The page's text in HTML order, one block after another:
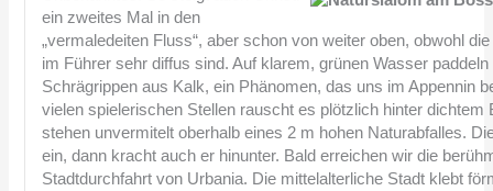
ein zweites Mal in den
„vermaledeiten Fluss“, aber schon von weiter oben, obwohl
im Führer sehr diffus sind. Auf klarem, grünen Wasser paddeln
Schrägrippen aus Kalk, ein Phänomen, das uns im Appennin
vielen spielerischen Stellen rauscht es plötzlich hinter dichtem
stehen unvermitelt oberhalb eines 2 m hohen Naturabfalles.
ein, dann kracht auch er hinunter. Bald erreichen wir die
Stadtdurchfahrt von Urbania. Die mittelalterliche Stadt klebt